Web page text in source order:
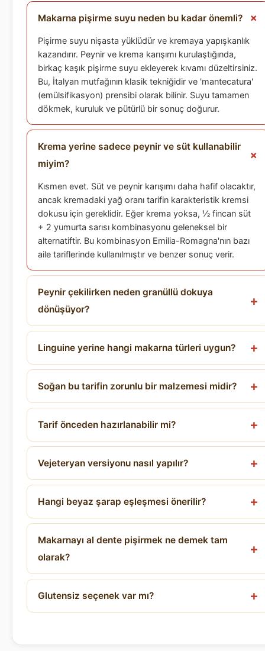
Makarna pişirme suyu neden bu kadar önemli?
Pişirme suyu nişasta yüklüdür ve kremaya yapışkanlık
kazandırır. Peynir ve krema karışımı kurulaştığında,
birkaç kaşık pişirme suyu ekleyerek kıvamı düzeltirsiniz.
Bu, İtalyan mutfağının klasik tekniğidir ve 'mantecatura'
(emülsifikasyon) prensibi olarak bilinir. Suyu tamamen
dökmek, kuruluk ve pütürlü bir sonuç doğurur.
Krema yerine sadece peynir ve süt kullanabilir
miyim?
Kısmen evet. Süt ve peynir karışımı daha hafif olacaktır,
ancak kremadaki yağ oranı tarifin karakteristik kremsi
dokusu için gereklidir. Eğer krema yoksa, ½ fincan süt
+ 2 yumurta sarısı kombinasyonu geleneksel bir
alternatiftir. Bu kombinasyon Emilia-Romagna'nın bazı
aile tariflerinde kullanılmıştır ve benzer sonuç verir.
Peynir çekilirken neden granüllü dokuya
dönüşüyor?
Linguine yerine hangi makarna türleri uygun?
Soğan bu tarifin zorunlu bir malzemesi midir?
Tarif önceden hazırlanabilir mi?
Vejeteryan versiyonu nasıl yapılır?
Hangi beyaz şarap eşleşmesi önerilir?
Makarnayı al dente pişirmek ne demek tam
olarak?
Glutensiz seçenek var mı?